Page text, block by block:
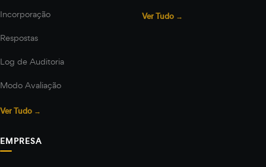
Incorporação
Respostas
Log de Auditoria
Modo Avaliação
Ver Tudo →
Ver Tudo →
EMPRESA